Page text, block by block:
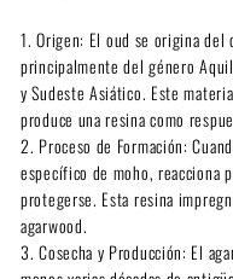
1. Origen: El oud se origina del
principalmente del género
y Sudeste Asiático. Este
produce una resina como
2. Proceso de Formación:
específico de moho, reacciona
protegerse. Esta resina
agarwood.
3. Cosecha y Producción: El